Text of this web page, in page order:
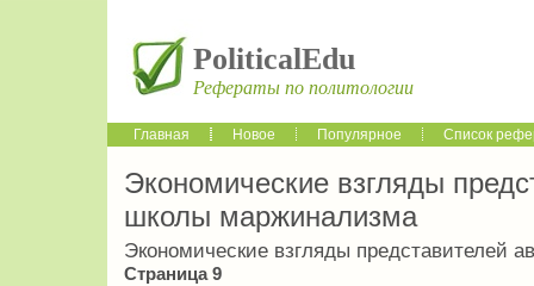
PoliticalEdu
Рефераты по политологии
Главная Новое Популярное Список
Экономические взгляды
школы маржинализма
Экономические взгляды представителей
Страница 9